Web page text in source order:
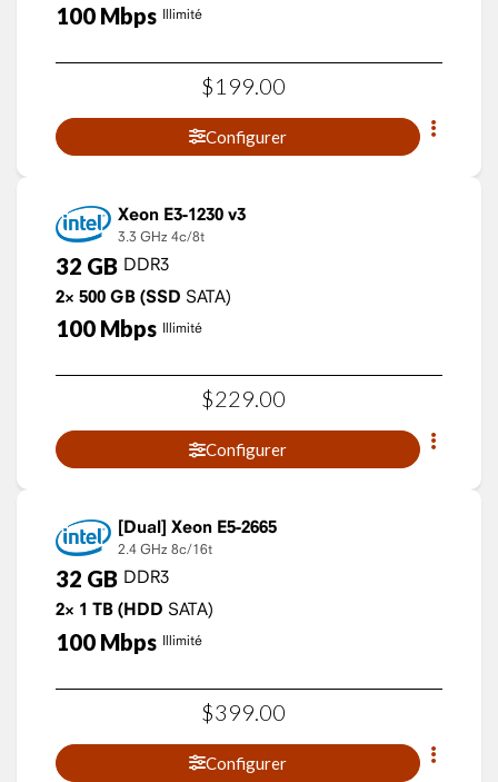
100 Mbps Illimité
$199 00
Configurer
Xeon E3-1230 v3
3.3 GHz 4c/8t
32 GB DDR3
2× 500 GB (SSD SATA)
100 Mbps Illimité
$229.00
Configurer
Xeon E5-2665
2.4 GHz 8c/16t
32 GB DDR3
2× 1 TB (HDD SATA)
100 Mbps Illimité
$399 00
Configurer